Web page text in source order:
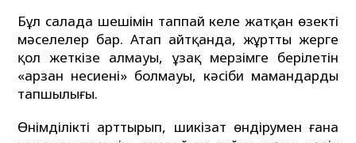
Бұл салада шешімін таппай келе жатқан өзекті
мәселелер бар. Атап айтқанда, жұрттың жерге
қол жеткізе алмауы, ұзақ мерзімге берілетін
«арзан несиенің» болмауы, кәсіби мамандардың
тапшылығы.
Өнімділікті арттырып, шикізат өндірумен ғана